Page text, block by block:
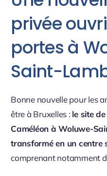
privée
portes à
Saint-
Bonne nouvelle pour les
être à Bruxelles : le site
Caméléon à Woluwe-
transformé en un centre
comprenant notamment